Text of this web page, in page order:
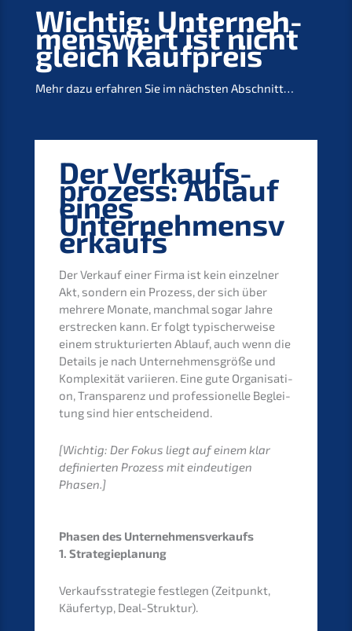
Wichtig: Unter­neh­
mens­wert ist nicht
gleich Kaufpreis
Mehr dazu erfah­ren Sie im nächs­ten Abschnitt…
Der Verkaufs­
pro­zess: Ablauf
eines
Unternehmensv
erkaufs
Der Verkauf einer Firma ist kein einzel­ner
Akt, sondern ein Prozess, der sich über
mehre­re Monate, manch­mal sogar Jahre
erstre­cken kann. Er folgt typischer­wei­se
einem struk­tu­rier­ten Ablauf, auch wenn die
Details je nach Unter­neh­mens­grö­ße und
Komple­xi­tät variie­ren. Eine gute Organi­sa­ti­
on, Trans­pa­renz und profes­sio­nel­le Beglei­
tung sind hier entscheidend.
[Wichtig: Der Fokus liegt auf einem klar
definier­ten Prozess mit eindeu­ti­gen
Phasen.]
Phasen des Unternehmensverkaufs
1. Strate­gie­pla­nung
Verkaufs­stra­te­gie festle­gen (Zeitpunkt,
Käufer­typ, Deal-Struktur).